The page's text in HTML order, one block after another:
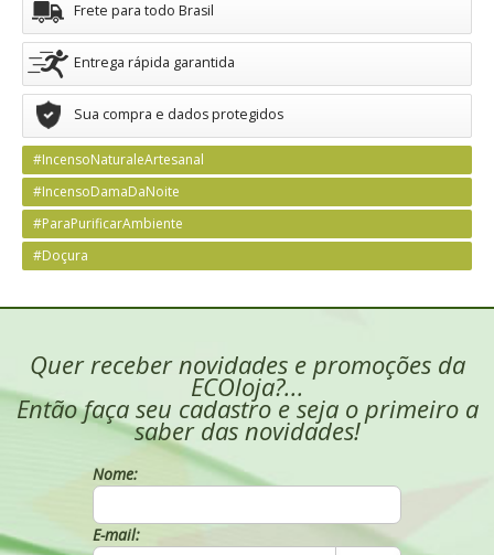
Frete para todo Brasil
Entrega rápida garantida
Sua compra e dados protegidos
#IncensoNaturaleArtesanal
#IncensoDamaDaNoite
#ParaPurificarAmbiente
#Doçura
Quer receber novidades e promoções da
ECOloja?...
Então faça seu cadastro e seja o primeiro a
saber das novidades!
Nome:
E-mail: